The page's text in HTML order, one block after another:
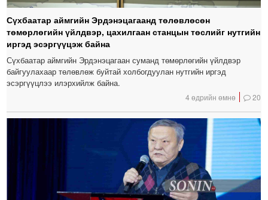
Сүхбаатар аймгийн Эрдэнэцагаанд төлөвлөсөн
төмөрлөгийн үйлдвэр, цахилгаан станцын төслийг нутгийн
иргэд эсэргүүцэж байна
Сүхбаатар аймгийн Эрдэнэцагаан суманд төмөрлөгийн үйлдвэр
байгуулахаар төлөвлөж буйтай холбогдуулан нутгийн иргэд
эсэргүүцлээ илэрхийлж байна.
4 өдрийн өмнө 20